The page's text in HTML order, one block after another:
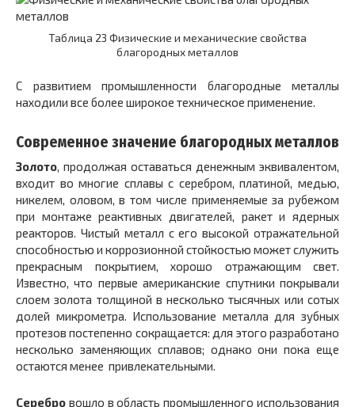
Таблица 23 Физические и механические свойства
благородных металлов
С развитием промышленности благородные металлы
находили все более широкое техническое применение.
Современное значение благородных металлов
Золото , продолжая оставаться денежным эквивалентом,
входит во многие сплавы с серебром, платиной, медью,
никелем, оловом, в том числе применяемые за рубежом
при монтаже реактивных двигателей, ракет и ядерных
реакторов. Чистый металл с его высокой отражательной
способностью и коррозионной стойкостью может служить
прекрасным покрытием, хорошо отражающим свет.
Известно, что первые американские спутники покрывали
слоем золота толщиной в несколько тысячных или сотых
долей микрометра. Использование металла для зубных
протезов постепенно сокращается: для этого разработано
несколько заменяющих сплавов; однако они пока еще
остаются менее привлекательными.
Серебро вошло в область промышленного использования